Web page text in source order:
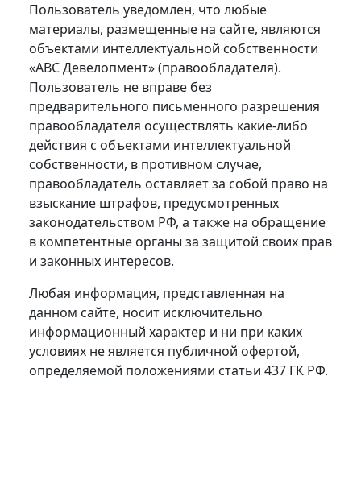
Пользователь уведомлен, что любые
материалы, размещенные на сайте, являются
объектами интеллектуальной собственности
«АВС Девелопмент» (правообладателя).
Пользователь не вправе без
предварительного письменного разрешения
правообладателя осуществлять какие-либо
действия с объектами интеллектуальной
собственности, в противном случае,
правообладатель оставляет за собой право на
взыскание штрафов, предусмотренных
законодательством РФ, а также на обращение
в компетентные органы за защитой своих прав
и законных интересов.
Любая информация, представленная на
данном сайте, носит исключительно
информационный характер и ни при каких
условиях не является публичной офертой,
определяемой положениями статьи 437 ГК РФ.